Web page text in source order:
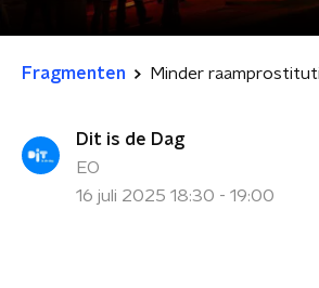
Fragmenten
Dit is de Dag
EO
16 juli 2025 18:30 - 19:00